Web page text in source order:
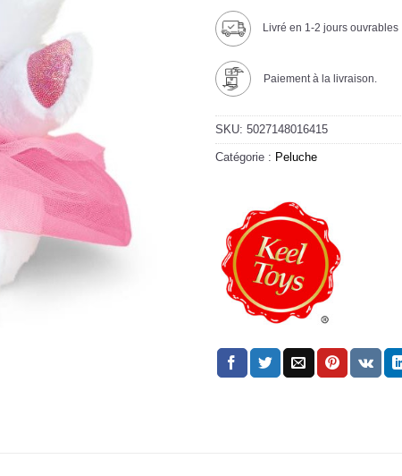
Livré en 1-2 jours ouvrables
Paiement à la livraison.
SKU: 5027148016415
Catégorie : Peluche